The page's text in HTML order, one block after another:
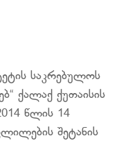
საკრებულოს
ქალაქ ქუთაისის
წლის 14
შეტანის